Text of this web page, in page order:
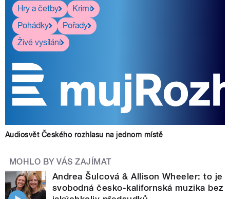
Hry a četby
Krimi
Pohádky
Pořady
Živé vysílání
Audiosvět Českého rozhlasu na jednom místě
MOHLO BY VÁS ZAJÍMAT
Andrea Šulcová & Allison Wheeler: to je
svobodná česko-kalifornská muzika bez